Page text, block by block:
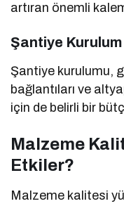
artıran önemli
Şantiye
Şantiye kurulumu,
bağlantıları ve
için de belirli bir
Malzeme
Etkiler?
Malzeme kalitesi